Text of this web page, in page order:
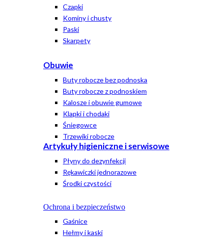
Czapki
Kominy i chusty
Paski
Skarpety
Obuwie
Buty robocze bez podnoska
Buty robocze z podnoskiem
Kalosze i obuwie gumowe
Klapki i chodaki
Śniegowce
Trzewiki robocze
Artykuły higieniczne i serwisowe
Płyny do dezynfekcji
Rękawiczki jednorazowe
Środki czystości
Ochrona i bezpieczeństwo
Gaśnice
Hełmy i kaski